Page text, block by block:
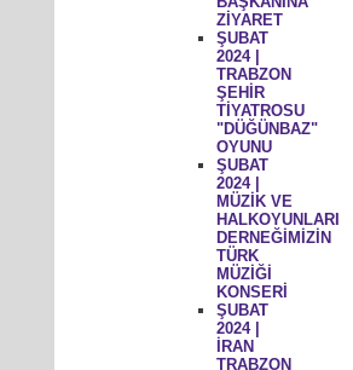
ZİYARET
ŞUBAT
2024 |
TRABZON
ŞEHİR
TİYATROSU
"DÜĞÜNBAZ"
OYUNU
ŞUBAT
2024 |
MÜZİK VE
HALKOYUNLARI
DERNEĞİMİZİN
TÜRK
MÜZİĞİ
KONSERİ
ŞUBAT
2024 |
İRAN
TRABZON